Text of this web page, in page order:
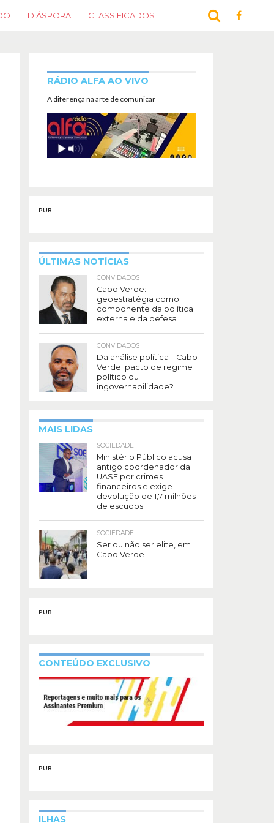
DIÁSPORA CLASSIFICADOS
RÁDIO ALFA AO VIVO
A diferença na arte de comunicar
PUB
ÚLTIMAS NOTÍCIAS
CONVIDADOS
Cabo Verde:
geoestratégia como
componente da política
externa e da defesa
CONVIDADOS
Da análise política – Cabo
Verde: pacto de regime
político ou
ingovernabilidade?
MAIS LIDAS
SOCIEDADE
Ministério Público acusa
antigo coordenador da
UASE por crimes
financeiros e exige
devolução de 1,7 milhões
de escudos
SOCIEDADE
Ser ou não ser elite, em
Cabo Verde
PUB
CONTEÚDO EXCLUSIVO
PUB
ILHAS